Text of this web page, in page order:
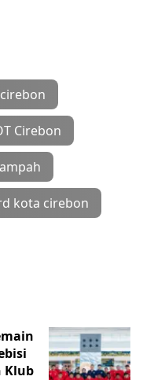
Cirebon
kota cirebon
Klub